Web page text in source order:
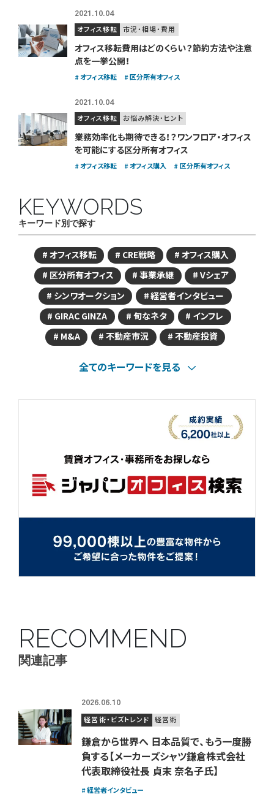
2021.10.04
オフィス移転 市況・相場・費用
オフィス移転費用はどのくらい？節約方法や注意
点を一挙公開！
オフィス移転 区分所有オフィス
2021.10.04
オフィス移転 お悩み解決・ヒント
業務効率化も期待できる！？ ワンフロア・オフィス
を可能にする区分所有オフィス
オフィス移転 オフィス購入 区分所有オフィス
キーワード別で探す
KEYWORDS
オフィス移転 CRE戦略
オフィス購入
区分所有オフィス
事業承継
Vシェア
シンワオークション
経営者インタビュー
GIRAC GINZA
旬なネタ
インフレ
M&A
不動産市況 不動産投資
全てのキーワードを見る
関連記事
RECOMMEND
2026.06.10
経営術・ビズトレンド 経営術
鎌倉から世界へ 日本品質で、もう一度勝
負する【メーカーズシャツ鎌倉株式会社
代表取締役社長 貞末 奈名子氏】
経営者インタビュー